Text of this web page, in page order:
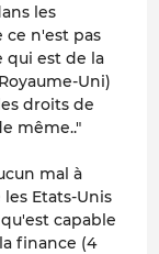
les
ce n'est pas
qui est de la
Uni)
droits de
même.."
mal à
Etats-Unis
capable
finance (4